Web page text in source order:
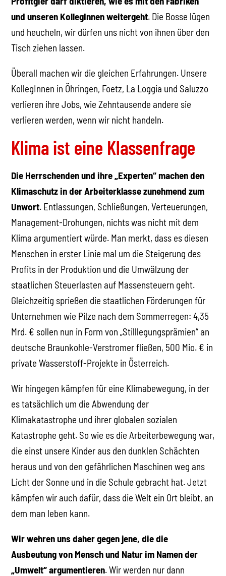
und unseren KollegInnen weitergeht. Die Bosse lügen
und heucheln, wir dürfen uns nicht von ihnen über den
Tisch ziehen lassen.
Überall machen wir die gleichen Erfahrungen. Unsere
KollegInnen in Öhringen, Foetz, La Loggia und Saluzzo
verlieren ihre Jobs, wie Zehntausende andere sie
verlieren werden, wenn wir nicht handeln.
Klima ist eine Klassenfrage
Die Herrschenden und ihre „Experten“ machen den
Klimaschutz in der Arbeiterklasse zunehmend zum
Unwort. Entlassungen, Schließungen, Verteuerungen,
Management-Drohungen, nichts was nicht mit dem
Klima argumentiert würde. Man merkt, dass es diesen
Menschen in erster Linie mal um die Steigerung des
Profits in der Produktion und die Umwälzung der
staatlichen Steuerlasten auf Massensteuern geht.
Gleichzeitig sprießen die staatlichen Förderungen für
Unternehmen wie Pilze nach dem Sommerregen: 4,35
Mrd. € sollen nun in Form von „Stilllegungsprämien“ an
deutsche Braunkohle-Verstromer fließen, 500 Mio. € in
private Wasserstoff-Projekte in Österreich.
Wir hingegen kämpfen für eine Klimabewegung, in der
es tatsächlich um die Abwendung der
Klimakatastrophe und ihrer globalen sozialen
Katastrophe geht. So wie es die Arbeiterbewegung war,
die einst unsere Kinder aus den dunklen Schächten
heraus und von den gefährlichen Maschinen weg ans
Licht der Sonne und in die Schule gebracht hat. Jetzt
kämpfen wir auch dafür, dass die Welt ein Ort bleibt, an
dem man leben kann.
Wir wehren uns daher gegen jene, die die
Ausbeutung von Mensch und Natur im Namen der
„Umwelt“ argumentieren. Wir werden nur dann